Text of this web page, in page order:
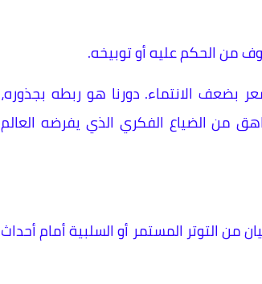
من الحكم عليه أو توبيخه.
بضعف الانتماء. دورنا هو ربطه بجذوره،
من الضياع الفكري الذي يفرضه العالم
من التوتر المستمر أو السلبية أمام أحداث